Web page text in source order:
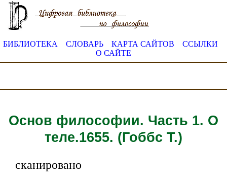
БИБЛИОТЕКА СЛОВАРЬ КАРТА САЙТОВ
ССЫЛКИ
О САЙТЕ
Основ философии. Часть 1. О
теле.1655. (Гоббс Т.)
сканировано